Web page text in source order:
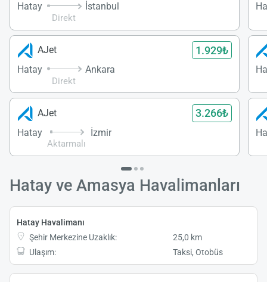
Hatay
Direkt
İstanbul
AJet 1.929₺
Hatay
Direkt
Ankara
AJet 3.266₺
Hatay
Aktarmalı
İzmir
Hatay ve Amasya Havalimanları
Hatay Havalimanı
Şehir Merkezine Uzaklık:
25,0 km
Ulaşım:
Taksi, Otobüs